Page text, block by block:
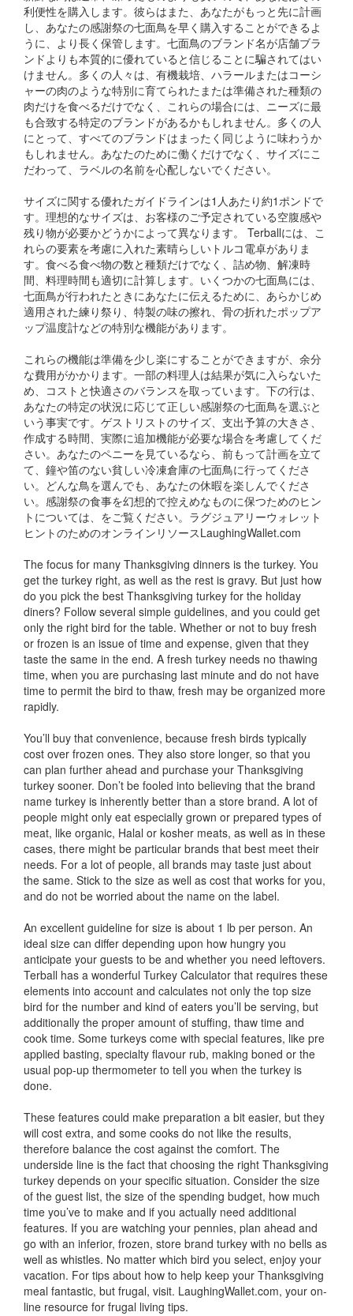
利便性を購入します。彼らはまた、あなたがもっと先に計画
し、あなたの感謝祭の七面鳥を早く購入することができるよ
うに、より長く保管します。七面鳥のブランド名が店舗ブラ
ンドよりも本質的に優れていると信じることに騙されてはい
けません。多くの人々は、有機栽培、ハラールまたはコーシ
ャーの肉のような特別に育てられたまたは準備された種類の
肉だけを食べるだけでなく、これらの場合には、ニーズに最
も合致する特定のブランドがあるかもしれません。多くの人
にとって、すべてのブランドはまったく同じように味わうか
もしれません。あなたのために働くだけでなく、サイズにこ
だわって、ラベルの名前を心配しないでください。
サイズに関する優れたガイドラインは1人あたり約1ポンドで
す。理想的なサイズは、お客様のご予定されている空腹感や
残り物が必要かどうかによって異なります。 Terballには、こ
れらの要素を考慮に入れた素晴らしいトルコ電卓がありま
す。食べる食べ物の数と種類だけでなく、詰め物、解凍時
間、料理時間も適切に計算します。いくつかの七面鳥には、
七面鳥が行われたときにあなたに伝えるために、あらかじめ
適用された練り祭り、特製の味の擦れ、骨の折れたポップア
ップ温度計などの特別な機能があります。
これらの機能は準備を少し楽にすることができますが、余分
な費用がかかります。一部の料理人は結果が気に入らないた
め、コストと快適さのバランスを取っています。下の行は、
あなたの特定の状況に応じて正しい感謝祭の七面鳥を選ぶと
いう事実です。ゲストリストのサイズ、支出予算の大きさ、
作成する時間、実際に追加機能が必要な場合を考慮してくだ
さい。あなたのペニーを見ているなら、前もって計画を立て
て、鐘や笛のない貧しい冷凍倉庫の七面鳥に行ってくださ
い。どんな鳥を選んでも、あなたの休暇を楽しんでくださ
い。感謝祭の食事を幻想的で控えめなものに保つためのヒン
トについては、をご覧ください。ラグジュアリーウォレット
ヒントのためのオンラインリソースLaughingWallet.com
The focus for many Thanksgiving dinners is the turkey. You
get the turkey right, as well as the rest is gravy. But just how
do you pick the best Thanksgiving turkey for the holiday
diners? Follow several simple guidelines, and you could get
only the right bird for the table. Whether or not to buy fresh
or frozen is an issue of time and expense, given that they
taste the same in the end. A fresh turkey needs no thawing
time, when you are purchasing last minute and do not have
time to permit the bird to thaw, fresh may be organized more
rapidly.
You’ll buy that convenience, because fresh birds typically
cost over frozen ones. They also store longer, so that you
can plan further ahead and purchase your Thanksgiving
turkey sooner. Don’t be fooled into believing that the brand
name turkey is inherently better than a store brand. A lot of
people might only eat especially grown or prepared types of
meat, like organic, Halal or kosher meats, as well as in these
cases, there might be particular brands that best meet their
needs. For a lot of people, all brands may taste just about
the same. Stick to the size as well as cost that works for you,
and do not be worried about the name on the label.
An excellent guideline for size is about 1 lb per person. An
ideal size can differ depending upon how hungry you
anticipate your guests to be and whether you need leftovers.
Terball has a wonderful Turkey Calculator that requires these
elements into account and calculates not only the top size
bird for the number and kind of eaters you’ll be serving, but
additionally the proper amount of stuffing, thaw time and
cook time. Some turkeys come with special features, like pre
applied basting, specialty flavour rub, making boned or the
usual pop-up thermometer to tell you when the turkey is
done.
These features could make preparation a bit easier, but they
will cost extra, and some cooks do not like the results,
therefore balance the cost against the comfort. The
underside line is the fact that choosing the right Thanksgiving
turkey depends on your specific situation. Consider the size
of the guest list, the size of the spending budget, how much
time you’ve to make and if you actually need additional
features. If you are watching your pennies, plan ahead and
go with an inferior, frozen, store brand turkey with no bells as
well as whistles. No matter which bird you select, enjoy your
vacation. For tips about how to help keep your Thanksgiving
meal fantastic, but frugal, visit. LaughingWallet.com, your on-
line resource for frugal living tips.